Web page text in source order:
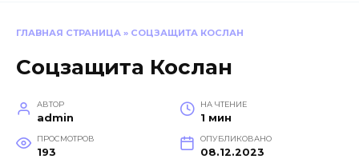
ГЛАВНАЯ СТРАНИЦА » СОЦЗАЩИТА КОСЛАН
Соцзащита Кослан
АВТОР
admin
НА ЧТЕНИЕ
1 мин
ПРОСМОТРОВ
193
ОПУБЛИКОВАНО
08.12.2023